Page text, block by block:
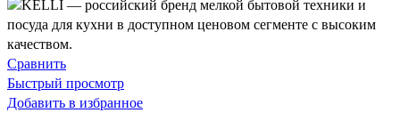
Сравнить
Быстрый просмотр
Добавить в избранное